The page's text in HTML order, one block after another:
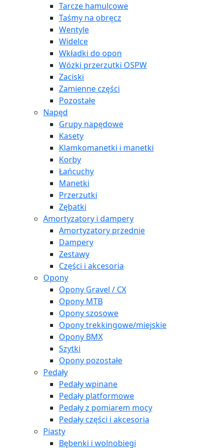
Tarcze hamulcowe
Taśmy na obręcz
Wentyle
Widelce
Wkładki do opon
Wózki przerzutki OSPW
Zaciski
Zamienne części
Pozostałe
Napęd
Grupy napędowe
Kasety
Klamkomanetki i manetki
Korby
Łańcuchy
Manetki
Przerzutki
Zębatki
Amortyzatory i dampery
Amortyzatory przednie
Dampery
Zestawy
Części i akcesoria
Opony
Opony Gravel / CX
Opony MTB
Opony szosowe
Opony trekkingowe/miejskie
Opony BMX
Szytki
Opony pozostałe
Pedały
Pedały wpinane
Pedały platformowe
Pedały z pomiarem mocy
Pedały części i akcesoria
Piasty
Bębenki i wolnobiegi